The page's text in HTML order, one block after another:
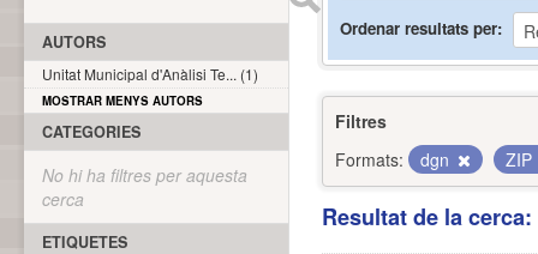
Ordenar resultats per
Filtres
Formats:
dgn ZIP
Resultat de la
AUTORS
Unitat Municipal d'Anàlisi Te... (1)
MOSTRAR MENYS AUTORS
CATEGORIES
No hi ha filtres per aquesta
cerca
ETIQUETES